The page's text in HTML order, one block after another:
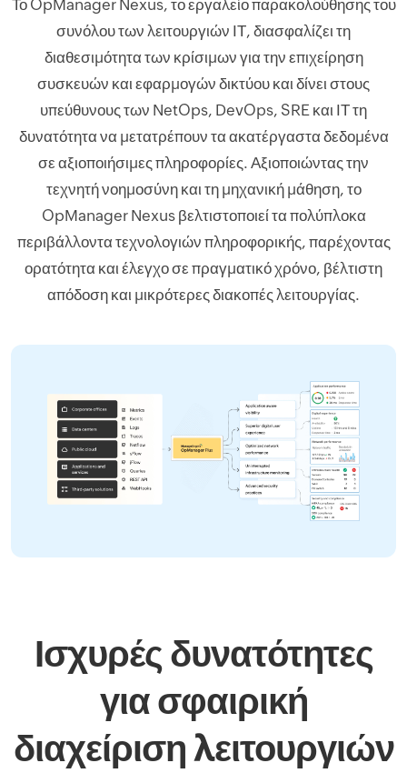
Το OpManager Nexus, το εργαλείο παρακολούθησης του
συνόλου των λειτουργιών ΙΤ, διασφαλίζει τη
διαθεσιμότητα των κρίσιμων για την επιχείρηση
συσκευών και εφαρμογών δικτύου και δίνει στους
υπεύθυνους των NetOps, DevOps, SRE και ΙΤ τη
δυνατότητα να μετατρέπουν τα ακατέργαστα δεδομένα
σε αξιοποιήσιμες πληροφορίες. Αξιοποιώντας την
τεχνητή νοημοσύνη και τη μηχανική μάθηση, το
OpManager Nexus βελτιστοποιεί τα πολύπλοκα
περιβάλλοντα τεχνολογιών πληροφορικής, παρέχοντας
ορατότητα και έλεγχο σε πραγματικό χρόνο, βέλτιστη
απόδοση και μικρότερες διακοπές λειτουργίας.
Ισχυρές δυνατότητες
για σφαιρική
διαχείριση λειτουργιών